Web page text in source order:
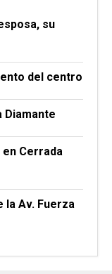
su
del centro
Diamante
Cerrada
la Av. Fuerza